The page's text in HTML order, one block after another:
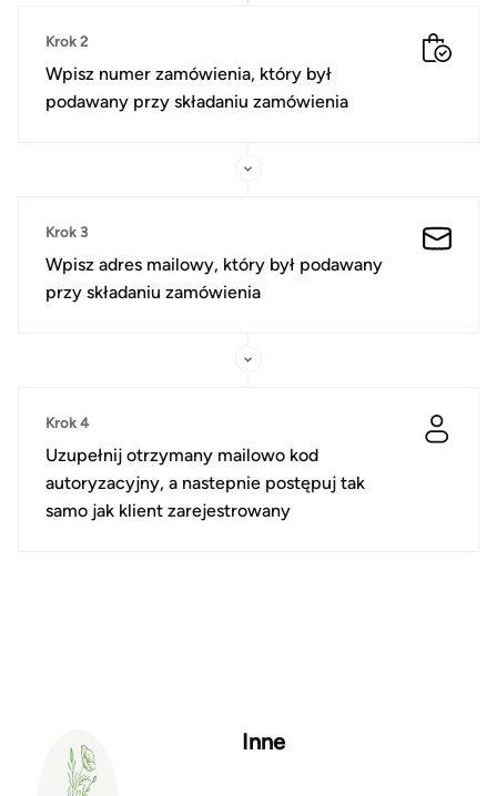
Krok 2
Wpisz numer zamówienia, który był
podawany przy składaniu zamówienia
Krok 3
Wpisz adres mailowy, który był podawany
przy składaniu zamówienia
Krok 4
Uzupełnij otrzymany mailowo kod
autoryzacyjny, a nastepnie postępuj tak
samo jak klient zarejestrowany
Inne